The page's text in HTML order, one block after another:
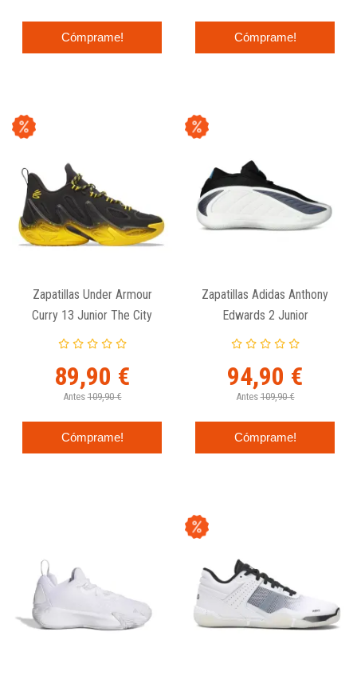
Cómprame! Cómprame!
Zapatillas Under Armour
Curry 13 Junior The City
89,90 €
Antes 109,90 €
Cómprame!
Zapatillas Adidas Anthony
Edwards 2 Junior
Alphadawg
94,90 €
Antes 109,90 €
Cómprame!